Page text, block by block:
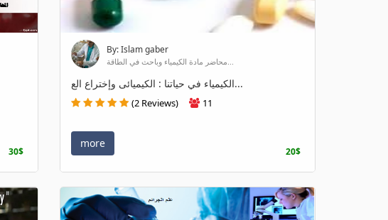
30$
By: Islam gaber
الكيمياء في حياتنا : الكيميائى وإختراع الع...
(2 Reviews) 11
more
20$